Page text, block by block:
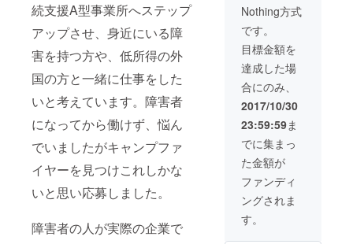
続支援A型事業所へステップ
アップさせ、身近にいる障
害を持つ方や、低所得の外
国の方と一緒に仕事をした
いと考えています。障害者
になってから働けず、悩ん
でいましたがキャンプファ
イヤーを見つけこれしかな
いと思い応募しました。
障害者の人が実際の企業で
りま
の自宅
（全て
女性
物）一
着と
3000円
相当の
オリジ
ナルア
クセサ
リー3個
プレゼ
ント。※
画像は
す。実
Nothing方式
です。
目標金額を
達成した場
合にのみ、
2017/10/30
23:59:59ま
でに集まっ
た金額が
ファンディ
ングされま
す。